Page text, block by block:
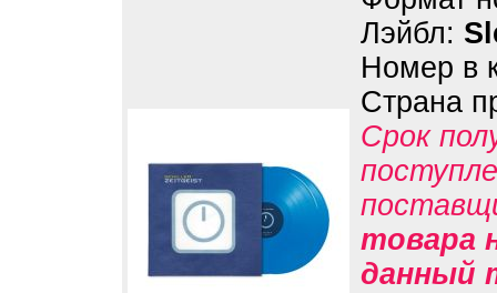
Лэйбл:
Номер в
Страна
Срок
товара
данный